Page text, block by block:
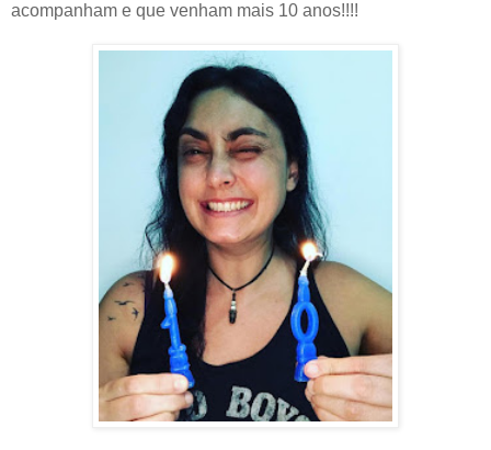
acompanham e que venham mais 10 anos!!!!